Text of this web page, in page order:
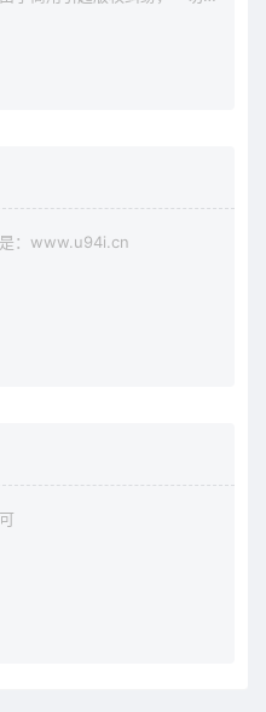
：www.u94i.cn